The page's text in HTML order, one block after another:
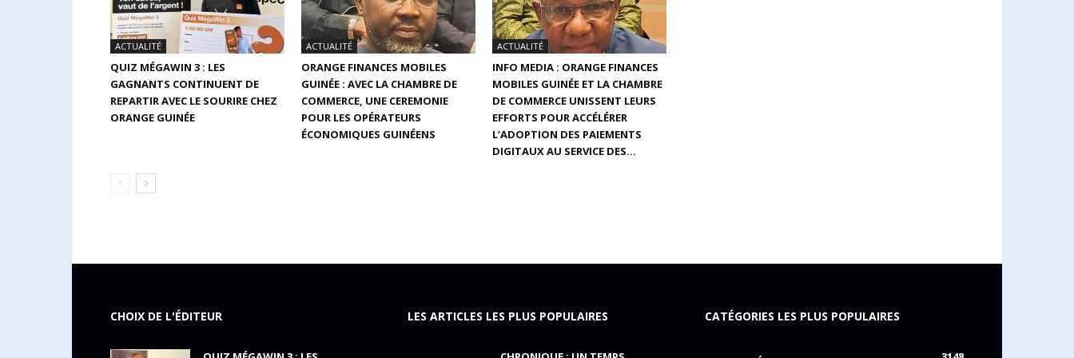
ACTUALITÉ
QUIZ MÉGAWIN 3 : LES
GAGNANTS CONTINUENT DE
REPARTIR AVEC LE SOURIRE CHEZ
ORANGE GUINÉE
ACTUALITÉ
ORANGE FINANCES MOBILES
GUINÉE : AVEC LA CHAMBRE DE
COMMERCE, UNE CEREMONIE
POUR LES OPÉRATEURS
ÉCONOMIQUES GUINÉENS
ACTUALITÉ
INFO MEDIA : ORANGE FINANCES
MOBILES GUINÉE ET LA CHAMBRE
DE COMMERCE UNISSENT LEURS
EFFORTS POUR ACCÉLÉRER
L’ADOPTION DES PAIEMENTS
DIGITAUX AU SERVICE DES...
CHOIX DE L'ÉDITEUR LES ARTICLES LES PLUS POPULAIRES CATÉGORIES LES PLUS POPULAIRES